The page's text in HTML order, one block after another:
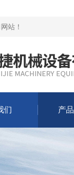
站 ！
们 产